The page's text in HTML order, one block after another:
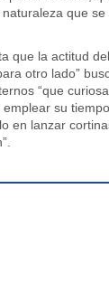
que
que la actitud
otro lado”
“que
su
en lanzar